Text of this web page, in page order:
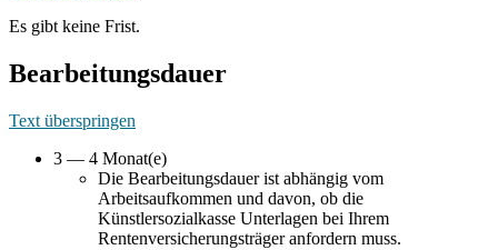
Es gibt keine Frist.
Bearbeitungsdauer
Text überspringen
3 — 4 Monat(e)
Die Bearbeitungsdauer ist abhängig vom
Arbeitsaufkommen und davon, ob die
Künstlersozialkasse Unterlagen bei Ihrem
Rentenversicherungsträger anfordern muss.